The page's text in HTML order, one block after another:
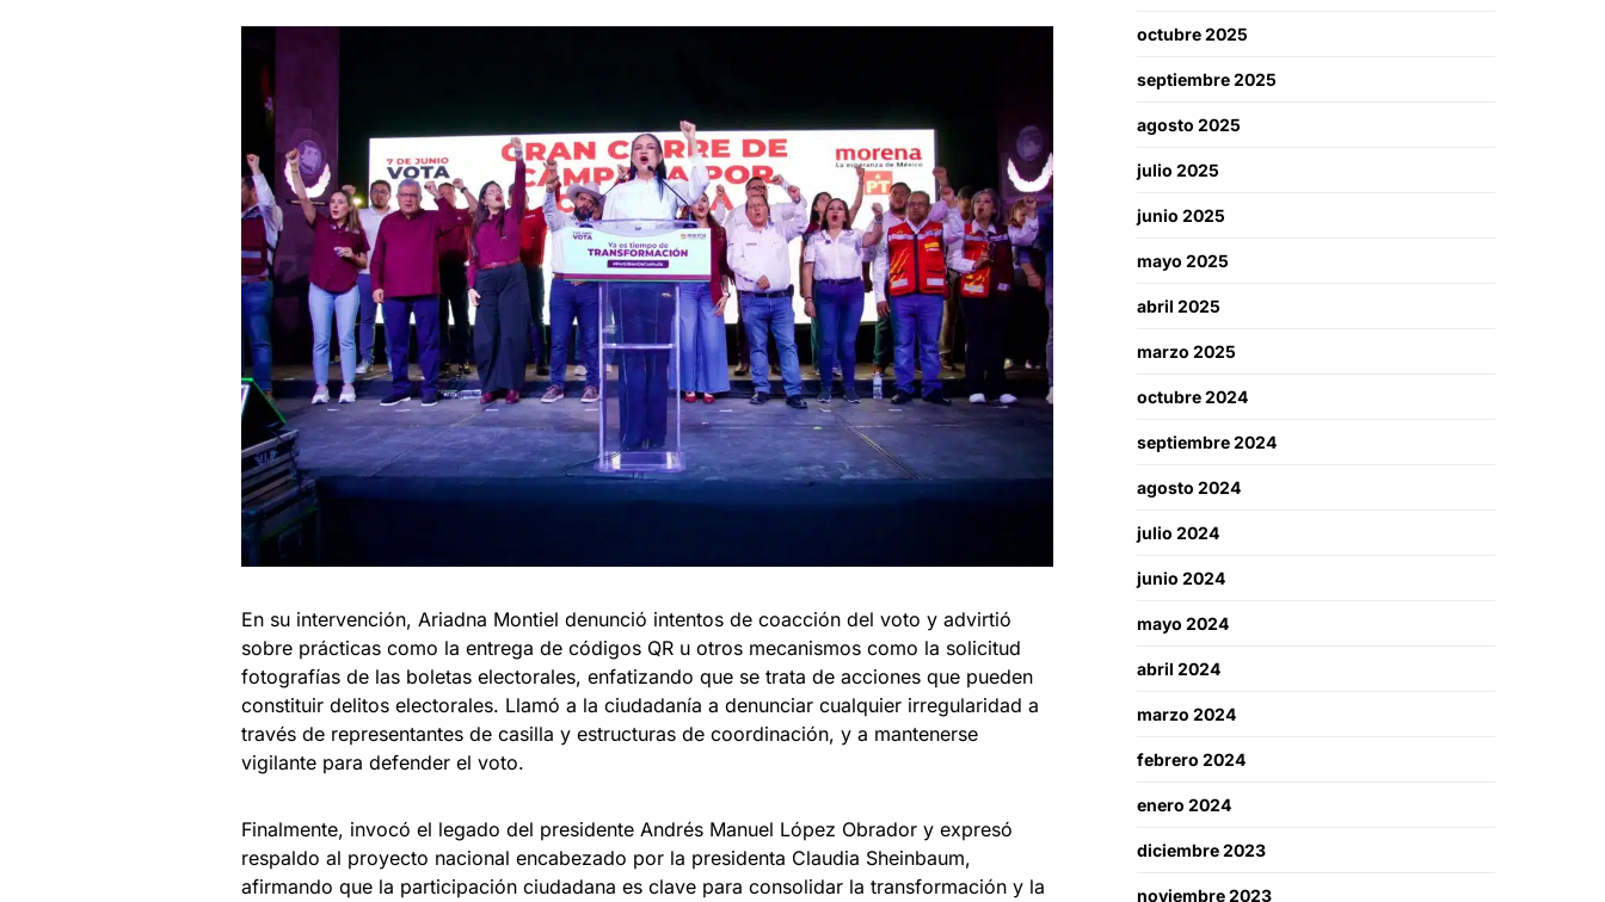
En su intervención, Ariadna Montiel denunció intentos de coacción del voto y advirtió
sobre prácticas como la entrega de códigos QR u otros mecanismos como la solicitud
fotografías de las boletas electorales, enfatizando que se trata de acciones que pueden
constituir delitos electorales. Llamó a la ciudadanía a denunciar cualquier irregularidad a
través de representantes de casilla y estructuras de coordinación, y a mantenerse
vigilante para defender el voto.
Finalmente, invocó el legado del presidente Andrés Manuel López Obrador y expresó
respaldo al proyecto nacional encabezado por la presidenta Claudia Sheinbaum,
afirmando que la participación ciudadana es clave para consolidar la transformación y la
octubre 2025
septiembre 2025
agosto 2025
julio 2025
junio 2025
mayo 2025
abril 2025
marzo 2025
octubre 2024
septiembre 2024
agosto 2024
julio 2024
junio 2024
mayo 2024
abril 2024
marzo 2024
febrero 2024
enero 2024
diciembre 2023
noviembre 2023